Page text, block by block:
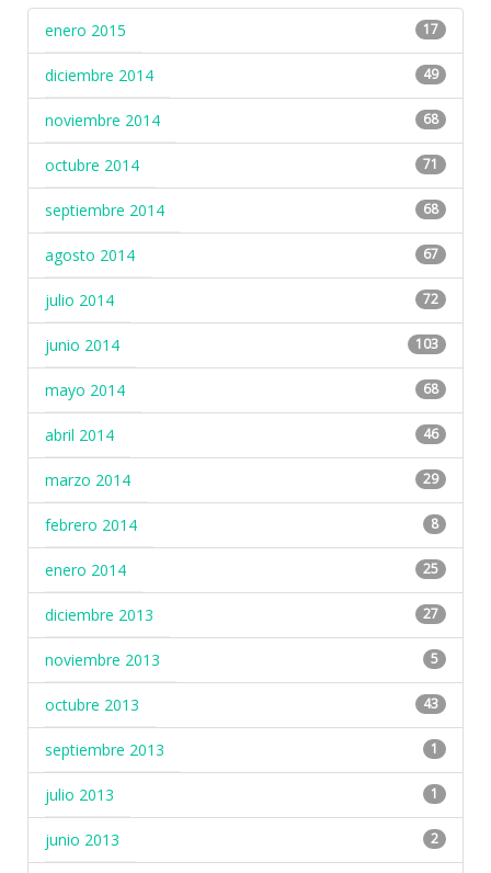
enero 2015
17
diciembre 2014 49
noviembre 2014 68
octubre 2014 71
septiembre 2014 68
agosto 2014 67
julio 2014 72
junio 2014 103
mayo 2014 68
abril 2014 46
marzo 2014 29
febrero 2014 8
enero 2014 25
diciembre 2013 27
noviembre 2013 5
octubre 2013 43
septiembre 2013 1
julio 2013 1
junio 2013 2